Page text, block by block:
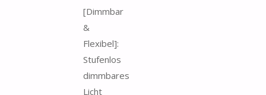
[Dimmbar
&
Flexibel]:
Stufenlos
dimmbares
Licht